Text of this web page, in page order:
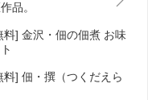
品。
料] 金沢・佃の佃煮 お味
料] 佃・撰（つくだえら